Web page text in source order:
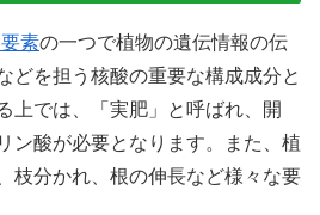
素の一つで植物の遺伝情報の伝
どを担う核酸の重要な構成成分と
上では、「実肥」と呼ばれ、開
ン酸が必要となります。また、植
枝分かれ、根の伸長など様々な要